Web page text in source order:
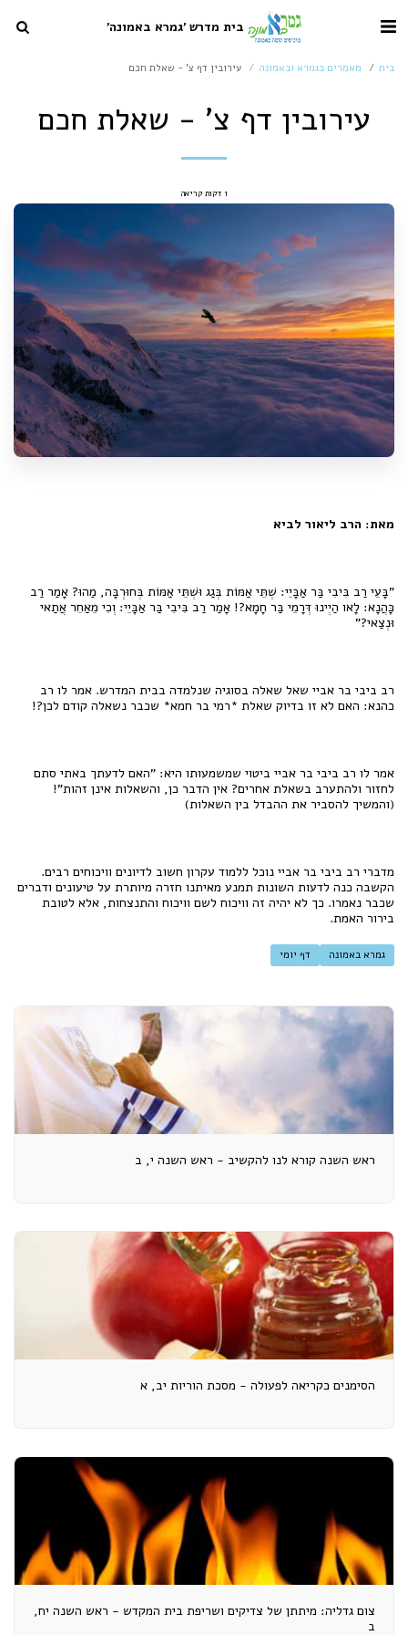
בית מדרש 'גמרא באמונה'
בית מאמרים בגמרא ובאמונה עירובין דף צ' - שאלת חכם
עירובין דף צ' - שאלת חכם
1 דקות קריאה
מאת: הרב ליאור לביא
"בָּעֵי רַב בִּיבִי בַּר אַבָּיֵי: שְׁתֵּי אַמּוֹת בְּגַג וּשְׁתֵּי אַמּוֹת בְּחוּרְבָּה, מַהוּ? אָמַר רַב
כָּהֲנָא: לָאו הַיְינוּ דְּרָמֵי בַּר חָמָא?! אָמַר רַב בִּיבִי בַּר אַבָּיֵי: וְכִי מֵאַחֵר אֲתַאי
וּנְצַאי?"
רב ביבי בר אביי שאל שאלה בסוגיה שנלמדה בבית המדרש. אמר לו רב
כהנא: האם לא זו בדיוק שאלת *רמי בר חמא* שכבר נשאלה קודם לכן?!
אמר לו רב ביבי בר אביי ביטוי שמשמעותו היא: "האם לדעתך באתי סתם
לחזור ולהתערב בשאלת אחרים? אין הדבר כן, והשאלות אינן זהות"!
(והמשיך להסביר את ההבדל בין השאלות)
מדברי רב ביבי בר אביי נוכל ללמוד עקרון חשוב לדיונים וויכוחים רבים.
הקשבה כנה לדעות השונות תמנע מאיתנו חזרה מיותרת על טיעונים ודברים
שכבר נאמרו. כך לא יהיה זה וויכוח לשם וויכוח והתנצחות, אלא לטובת
בירור האמת.
גמרא באמונה דף יומי
ראש השנה קורא לנו להקשיב - ראש השנה י, ב
הסימנים כקריאה לפעולה - מסכת הוריות יב, א
צום גדליה: מיתתן של צדיקים ושריפת בית המקדש - ראש השנה יח,
ב